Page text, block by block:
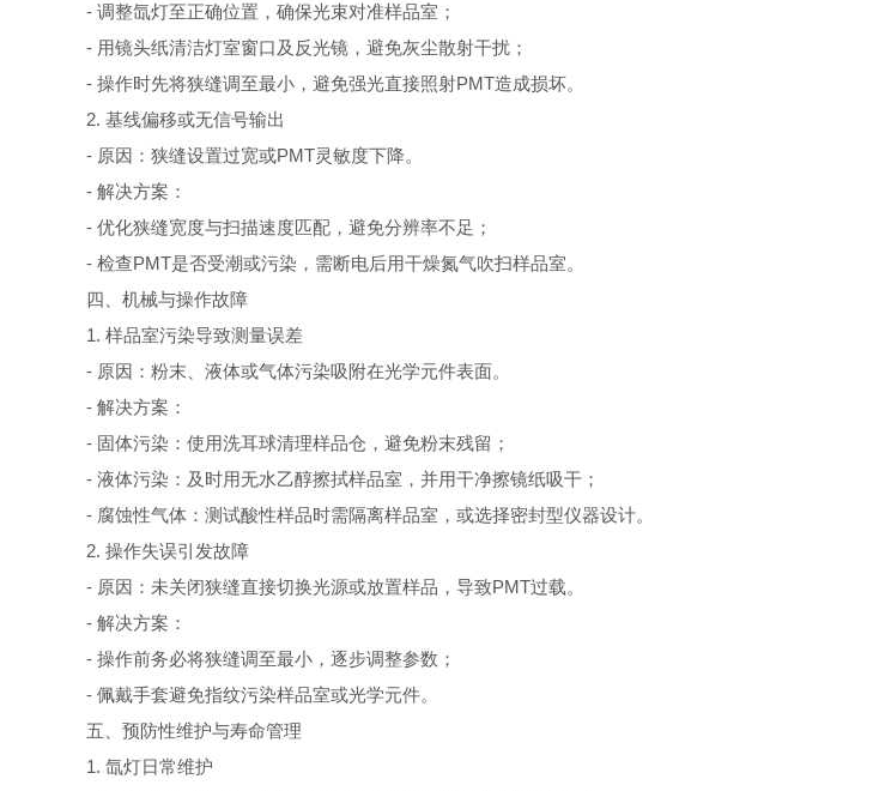
- 调整氙灯至正确位置，确保光束对准样品室；
- 用镜头纸清洁灯室窗口及反光镜，避免灰尘散射干扰；
- 操作时先将狭缝调至最小，避免强光直接照射PMT造成损坏。
2. 基线偏移或无信号输出
- 原因：狭缝设置过宽或PMT灵敏度下降。
- 解决方案：
- 优化狭缝宽度与扫描速度匹配，避免分辨率不足；
- 检查PMT是否受潮或污染，需断电后用干燥氮气吹扫样品室。
四、机械与操作故障
1. 样品室污染导致测量误差
- 原因：粉末、液体或气体污染吸附在光学元件表面。
- 解决方案：
- 固体污染：使用洗耳球清理样品仓，避免粉末残留；
- 液体污染：及时用无水乙醇擦拭样品室，并用干净擦镜纸吸干；
- 腐蚀性气体：测试酸性样品时需隔离样品室，或选择密封型仪器设计。
2. 操作失误引发故障
- 原因：未关闭狭缝直接切换光源或放置样品，导致PMT过载。
- 解决方案：
- 操作前务必将狭缝调至最小，逐步调整参数；
- 佩戴手套避免指纹污染样品室或光学元件。
五、预防性维护与寿命管理
1. 氙灯日常维护